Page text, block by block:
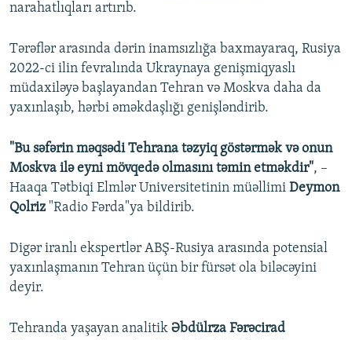
narahatlıqları artırıb.
Tərəflər arasında dərin inamsızlığa baxmayaraq, Rusiya
2022-ci ilin fevralında Ukraynaya genişmiqyaslı
müdaxiləyə başlayandan Tehran və Moskva daha da
yaxınlaşıb, hərbi əməkdaşlığı genişləndirib.
"Bu səfərin məqsədi Tehrana təzyiq göstərmək və onun
Moskva ilə eyni mövqedə olmasını təmin etməkdir", –
Haaqa Tətbiqi Elmlər Universitetinin müəllimi Deymon
Qolriz"Radio Fərda"ya bildirib.
Digər iranlı ekspertlər ABŞ-Rusiya arasında potensial
yaxınlaşmanın Tehran üçün bir fürsət ola biləcəyini
deyir.
Tehranda yaşayan analitik Əbdülrza Fərəcirad